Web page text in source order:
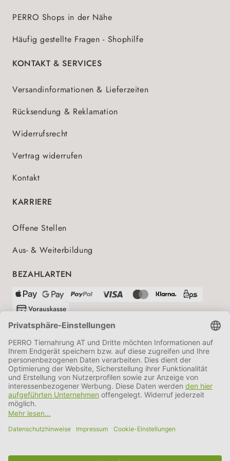
PERRO Shops in der Nähe
Häufig gestellte Fragen - Shophilfe
KONTAKT & SERVICES
Versandinformationen & Lieferzeiten
Rücksendung & Reklamation
Widerrufsrecht
Vertrag widerrufen
Kontakt
KARRIERE
Offene Stellen
Aus- & Weiterbildung
BEZAHLARTEN
VERSANDPARTNER